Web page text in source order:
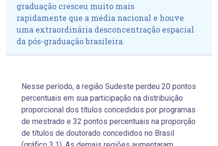
graduação cresceu muito mais
rapidamente que a média nacional e houve
uma extraordinária desconcentração espacial
da pós-graduação brasileira.
Nesse período, a região Sudeste perdeu 20 pontos
percentuais em sua participação na distribuição
proporcional dos títulos concedidos por programas
de mestrado e 32 pontos percentuais na proporção
de títulos de doutorado concedidos no Brasil